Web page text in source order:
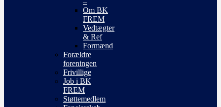
Om BK
FREM
Vedtægter
& Ref
Formænd
Forældre
foreningen
Frivillige
Job i BK
FREM
Støttemedlem